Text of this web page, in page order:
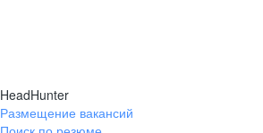
HeadHunter
Размещение вакансий